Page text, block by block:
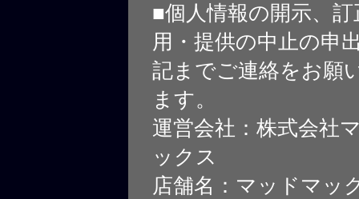
■個人情報の開示、
用・提供の中止の申
記までご連絡をお願
ます。
運営会社：株式会社
ックス
店舗名：マッドマッ